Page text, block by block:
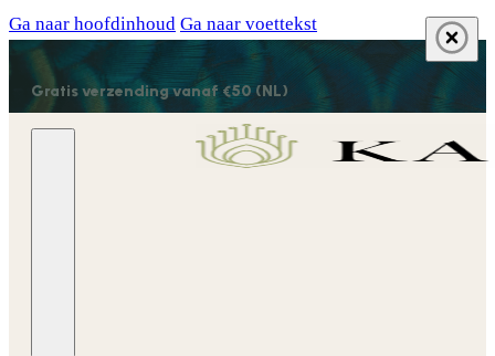
Ga naar hoofdinhoud Ga naar voettekst
Gratis verzending vanaf €50 (NL)